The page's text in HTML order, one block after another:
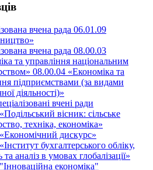
вчена рада 06.01.09
вчена рада 08.00.03
та управління національним
08.00.04 «Економіка та
підприємствами (за видами
діяльності)»
вчені ради
вісник: сільське
техніка, економіка»
дискурс»
бухгалтерського обліку,
аналіз в умовах глобалізації»
економіка"